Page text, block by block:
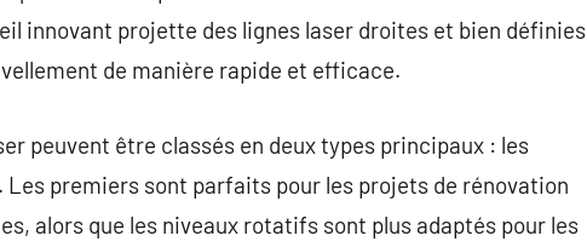
innovant projette des lignes laser droites et bien définies
de manière rapide et efficace.
peuvent être classés en deux types principaux : les
premiers sont parfaits pour les projets de rénovation
alors que les niveaux rotatifs sont plus adaptés pour les